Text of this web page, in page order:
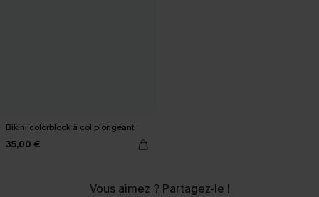
Bikini colorblock à col plongeant
35,00 €
Vous aimez ? Partagez-le !